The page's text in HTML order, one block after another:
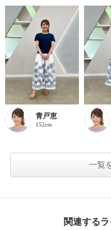
青戸恵
152cm
一覧
関連する